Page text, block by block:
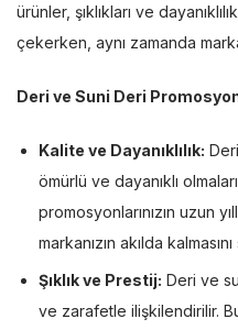
ürünler, şıklıkları ve
çekerken, aynı zamanda
Deri ve Suni Deri
Kalite ve Dayanıklılık:
ömürlü ve dayanıklı
promosyonlarınızın uzun
markanızın akılda
Şıklık ve Prestij: Deri ve
ve zarafetle ilişkilendirilir.